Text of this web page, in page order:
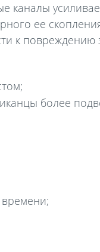
ее
к повреждению
более